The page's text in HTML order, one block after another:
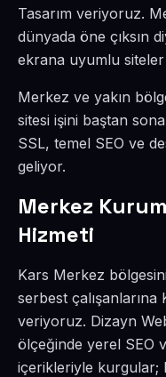
Tasarım veriyoruz.
dünyada öne çıksın
ekrana uyumlu siteler
Merkez ve yakın
sitesi işini baştan
SSL, temel SEO ve
geliyor.
Merkez
Hizmeti
Kars Merkez
serbest çalışanlarına
veriyoruz. Dizayn
ölçeğinde yerel SEO
içerikleriyle kurgular;